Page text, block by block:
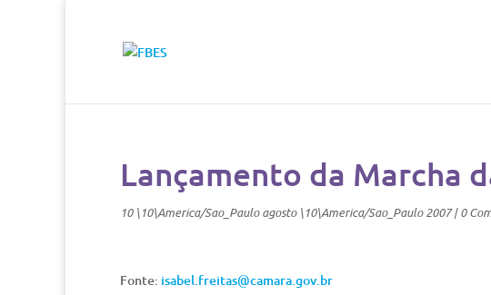
Lançamento da Marcha
10 \10\America/Sao_Paulo agosto \10\America/Sao_Paulo 2007|0
Fonte: isabel.freitas@camara.gov.br